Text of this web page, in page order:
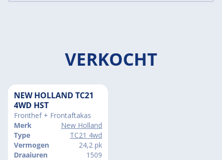
VERKOCHT
NEW HOLLAND TC21
4WD HST
Fronthef + Frontaftakas
Merk
New Holland
Type
TC21 4wd
Vermogen
24,2 pk
Draaiuren
1509